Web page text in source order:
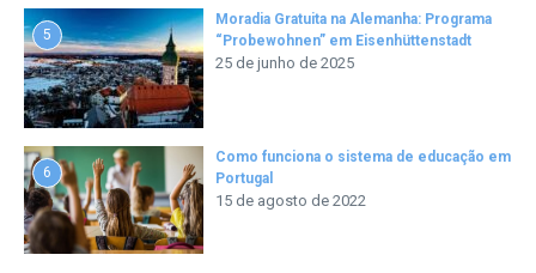
5
Moradia Gratuita na Alemanha: Programa
“Probewohnen” em Eisenhüttenstadt
25 de junho de 2025
6
Como funciona o sistema de educação em
Portugal
15 de agosto de 2022